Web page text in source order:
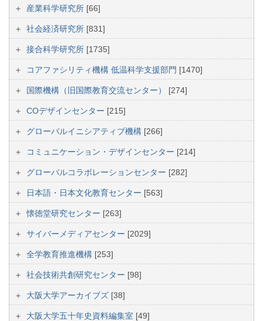
産業科学研究所 [66]
社会経済研究所 [831]
接合科学研究所 [1735]
コアファシリティ機構 低温科学支援部門 [1470]
国際機構（旧国際教育交流センター） [274]
COデザインセンター [215]
グローバルイニシアティブ機構 [266]
コミュニケーション・デザインセンター [214]
グローバルコラボレーションセンター [282]
日本語・日本文化教育センター [563]
懐徳堂研究センター [263]
サイバーメディアセンター [2029]
全学教育推進機構 [253]
社会技術共創研究センター [98]
大阪大学アーカイブズ [38]
大阪大学五十年史資料編集室 [49]